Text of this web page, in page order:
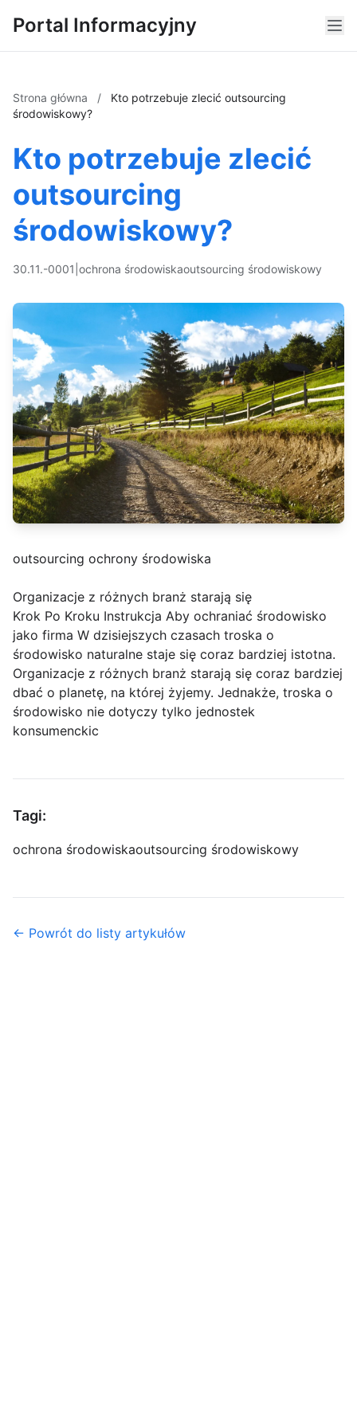
Portal Informacyjny
Strona główna /
Kto potrzebuje zlecić outsourcing
środowiskowy?
Kto potrzebuje zlecić
outsourcing
środowiskowy?
30.11.-0001 ochrona środowiskaoutsourcing środowiskowy
outsourcing ochrony środowiska
Organizacje z różnych branż starają się
Krok Po Kroku Instrukcja Aby ochraniać środowisko
jako firma W dzisiejszych czasach troska o
środowisko naturalne staje się coraz bardziej istotna.
Organizacje z różnych branż starają się coraz bardziej
dbać o planetę, na której żyjemy. Jednakże, troska o
środowisko nie dotyczy tylko jednostek
konsumenckic
Tagi:
ochrona środowiskaoutsourcing środowiskowy
← Powrót do listy artykułów